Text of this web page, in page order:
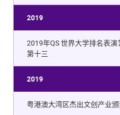
2019
2019年QS 世界大学排名表
第十三
2019
粤港澳大湾区杰出文创产业